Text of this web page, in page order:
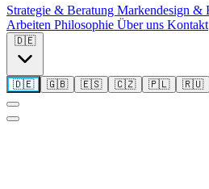
Strategie & Beratung Markendesign &
Arbeiten Philosophie Über uns Kontakt
🇩🇪
🇩🇪 🇬🇧 🇪🇸 🇨🇿 🇵🇱 🇷🇺